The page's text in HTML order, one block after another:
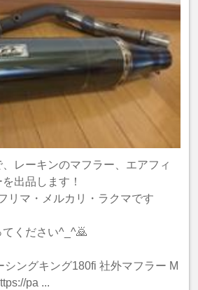
レーキンのマフラー、エアフィ
出品します！
リマ・メルカリ・ラクマです
ください^_^🙇
シングキング180fi 社外マフラー M
pa ...